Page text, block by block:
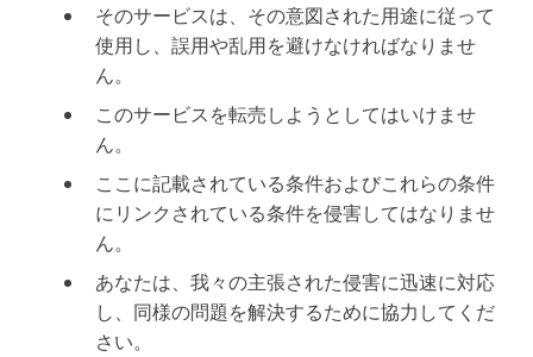
そのサービスは、その意図された用途に従って
使用し、誤用や乱用を避けなければなりませ
ん。
このサービスを転売しようとしてはいけませ
ん。
ここに記載されている条件およびこれらの条件
にリンクされている条件を侵害してはなりませ
ん。
あなたは、我々の主張された侵害に迅速に対応
し、同様の問題を解決するために協力してくだ
さい。